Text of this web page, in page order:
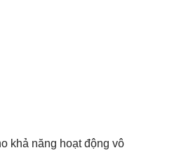
khả năng hoạt động vô